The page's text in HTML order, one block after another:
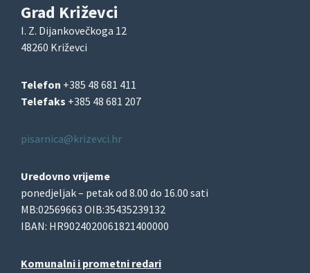
Grad Križevci
I. Z. Dijankovečkoga 12
48260 Križevci
Telefon +385 48 681 411
Telefaks +385 48 681 207
pisarnica@krizevci.hr
Uredovno vrijeme
ponedjeljak – petak od 8.00 do 16.00 sati
MB:02569663 OIB:35435239132
IBAN: HR9024020061821400000
Komunalni i prometni redari